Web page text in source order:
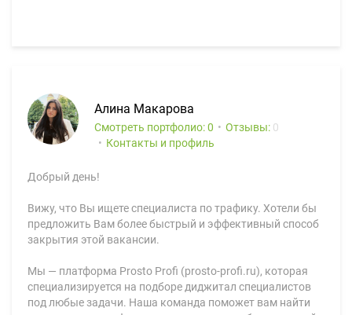
Алина Макарова
Смотреть портфолио: 0 Отзывы: 0
Контакты и профиль
Добрый день!
Вижу, что Вы ищете специалиста по трафику. Хотели бы
предложить Вам более быстрый и эффективный способ
закрытия этой вакансии.
Мы — платформа Prosto Profi (prosto-profi.ru), которая
специализируется на подборе диджитал специалистов
под любые задачи. Наша команда поможет вам найти